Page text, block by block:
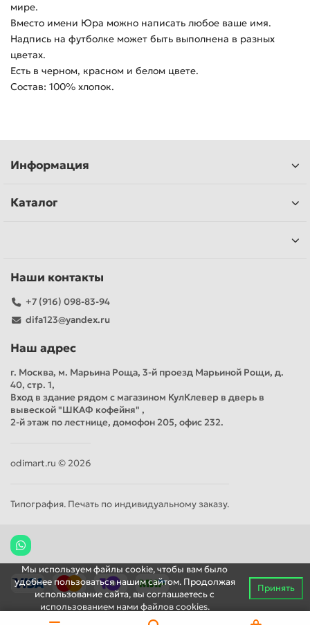
мире.
Вместо имени Юра можно написать любое ваше имя.
Надпись на футболке может быть выполнена в разных
цветах.
Есть в черном, красном и белом цвете.
Состав: 100% хлопок.
Информация
Каталог
Наши контакты
+7 (916) 098-83-94
difa123@yandex.ru
Наш адрес
г. Москва, м. Марьина Роща, 3-й проезд Марьиной Рощи, д.
40, стр. 1,
Вход в здание рядом с магазином КулКлевер в дверь в
вывеской "ШКАФ кофейня" ,
2-й этаж по лестнице, домофон 205, офис 232.
odimart.ru © 2026
Типография. Печать по индивидуальному заказу.
Мы используем файлы cookie, чтобы вам было
удобнее пользоваться нашим сайтом. Продолжая
использование сайта, вы соглашаетесь c
использованием нами файлов cookies.
Принять